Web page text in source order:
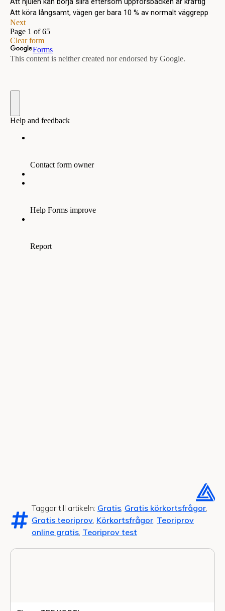
Taggar till artikeln: Gratis Gratis körkortsfrågor
Gratis teoriprov Körkortsfrågor Teoriprov
online gratis Teoriprov test